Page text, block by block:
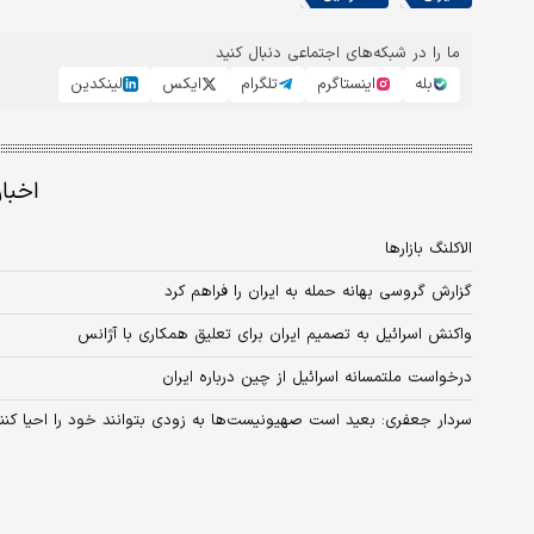
ما را در شبکه‌های اجتماعی دنبال کنید
بله
اینستاگرم تلگرام ایکس لینکدین
الاکلنگ بازارها
گزارش گروسی بهانه حمله به ایران را فراهم کرد
واکنش اسرائیل به تصمیم ایران برای تعلیق همکاری با آژانس
درخواست ملتمسانه اسرائیل از چین درباره ایران
سردار جعفری: بعید است صهیونیست‌ها به زودی بتوانند خود را احیا